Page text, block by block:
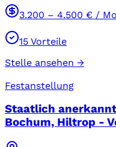
3.200 – 4.500 € /
15 Vorteile
Stelle ansehen →
Festanstellung
Staatlich
Bochum, Hiltrop -